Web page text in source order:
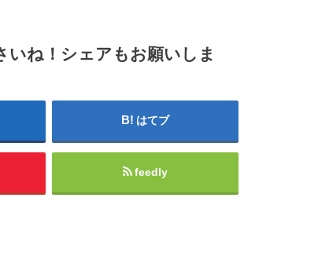
ね！シェアもお願いしま
はてブ
feedly